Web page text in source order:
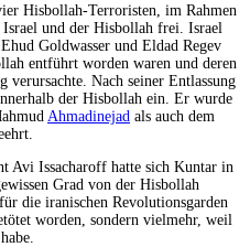
Hisbollah-Terroristen, im Rahmen
Israel und der Hisbollah frei. Israel
Goldwasser und Eldad Regev
entführt worden waren und deren
Nach seiner Entlassung
der Hisbollah ein. Er wurde
Ahmadinejad als auch dem
Avi Issacharoff hatte sich Kuntar in
Grad von der Hisbollah
die iranischen Revolutionsgarden
worden, sondern vielmehr, weil